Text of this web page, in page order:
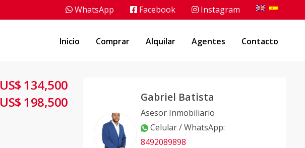
WhatsApp Facebook Instagram
Inicio Comprar Alquilar Agentes Contacto
US$ 134,500
US$ 198,500 Gabriel Batista
Asesor Inmobiliario
Celular / WhatsApp:
8492089898